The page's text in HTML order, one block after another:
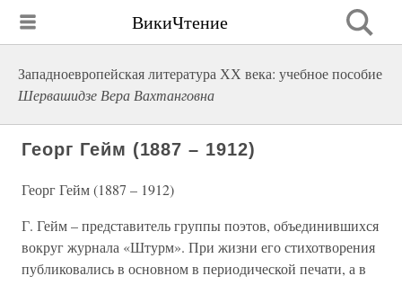
ВикиЧтение
Западноевропейская литература ХХ века: учебное пособие
Шервашидзе Вера Вахтанговна
Георг Гейм (1887 – 1912)
Георг Гейм (1887 – 1912)
Г. Гейм – представитель группы поэтов, объединившихся
вокруг журнала «Штурм». При жизни его стихотворения
публиковались в основном в периодической печати, а в